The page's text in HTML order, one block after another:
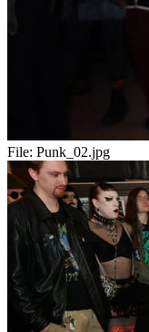
File: Punk_02.jpg